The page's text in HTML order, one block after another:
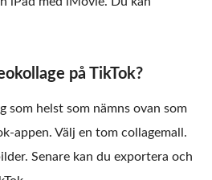
på TikTok?
som helst som nämns ovan som
appen. Välj en tom collagemall.
Senare kan du exportera och